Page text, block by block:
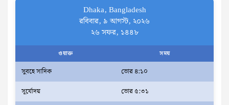
Dhaka, Bangladesh
রবিবার, ৯ আগস্ট, ২০২৬
২৬ সফর, ১৪৪৮
ওয়াক্ত সময়
সুবহে সাদিক
ভোর ৪:১০
সূর্যোদয়
ভোর ৫:৩১